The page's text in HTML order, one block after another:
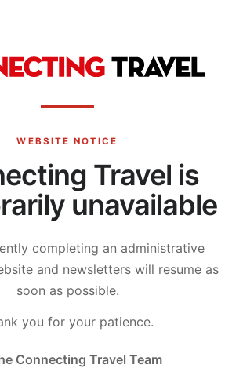
WEBSITE NOTICE
Travel is
unavailable
completing an administrative
and newsletters will resume as
soon as possible.
you for your patience.
Connecting Travel Team